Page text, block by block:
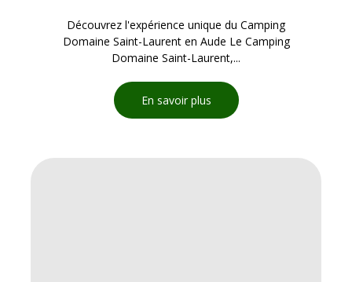
Découvrez l'expérience unique du Camping
Domaine Saint-Laurent en Aude Le Camping
Domaine Saint-Laurent,...
En savoir plus